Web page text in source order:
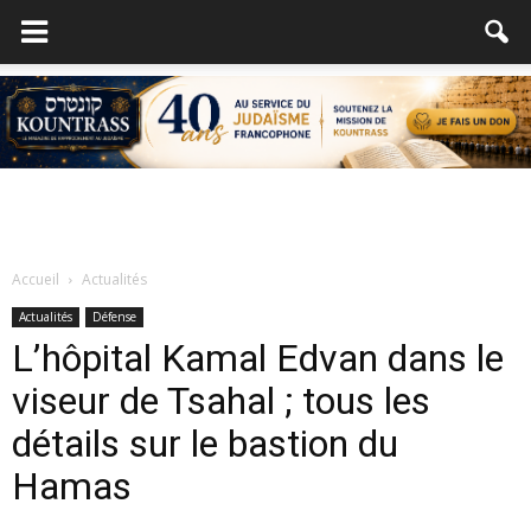
Accueil Actualités
Actualités Défense
L’hôpital Kamal Edvan dans le
viseur de Tsahal ; tous les
détails sur le bastion du
Hamas